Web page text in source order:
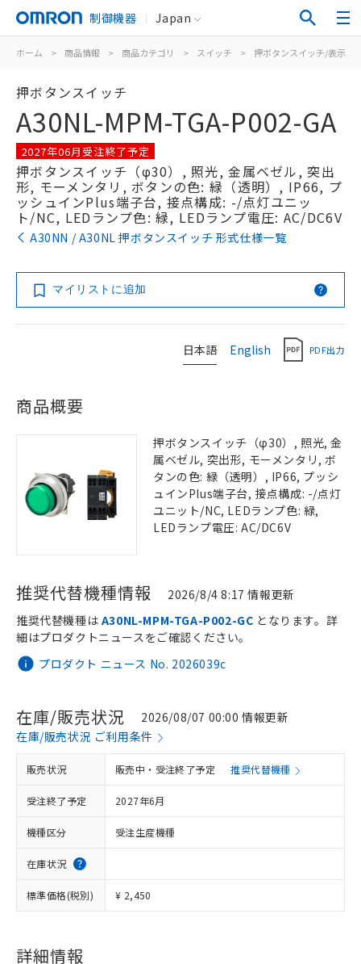
制御機器 Japan
ホーム > 商品情報 > 商品カテゴリ > スイッチ > 押ボタンスイッチ/表示灯
押ボタンスイッチ
A30NL-MPM-TGA-P002-GA
2027年06月受注終了予定
押ボタンスイッチ（φ30）, 照光, 金属ベゼル, 突出
形, モーメンタリ, ボタンの色: 緑（透明）, IP66, プ
ッシュインPlus端子台, 接点構成: -/点灯ユニッ
ト/NC, LEDランプ色: 緑, LEDランプ電圧: AC/DC6V
A30NN / A30NL 押ボタンスイッチ 形式仕様一覧
マイリストに追加
日本語 English PDF出力
商品概要
押ボタンスイッチ（φ30）, 照光, 金
属ベゼル, 突出形, モーメンタリ, ボ
タンの色: 緑（透明）, IP66, プッシ
ュインPlus端子台, 接点構成: -/点灯
ユニット/NC, LEDランプ色: 緑,
LEDランプ電圧: AC/DC6V
推奨代替機種情報 2026/8/4 8:17 情報更新
プロダクト ニュース No. 2026039c
推奨代替機種は A30NL-MPM-TGA-P002-GC となります。詳
細はプロダクトニュースをご確認ください。
在庫/販売状況
2026/08/07 00:00 情報更新
在庫/販売状況 ご利用条件
販売状況 販売中・受注終了予定 推奨代替機種
受注終了予定 2027年6月
機種区分 受注生産機種
在庫状況
標準価格(税別) ¥ 2,450
詳細情報